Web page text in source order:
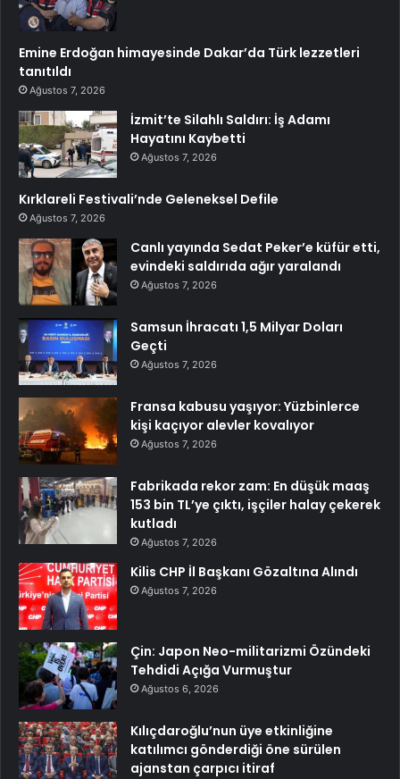
Emine Erdoğan himayesinde Dakar’da Türk lezzetleri
tanıtıldı
Ağustos 7, 2026
İzmit’te Silahlı Saldırı: İş Adamı
Hayatını Kaybetti
Ağustos 7, 2026
Kırklareli Festivali’nde Geleneksel Defile
Ağustos 7, 2026
Canlı yayında Sedat Peker’e küfür etti,
evindeki saldırıda ağır yaralandı
Ağustos 7, 2026
Samsun İhracatı 1,5 Milyar Doları
Geçti
Ağustos 7, 2026
Fransa kabusu yaşıyor: Yüzbinlerce
kişi kaçıyor alevler kovalıyor
Ağustos 7, 2026
Fabrikada rekor zam: En düşük maaş
153 bin TL’ye çıktı, işçiler halay çekerek
kutladı
Ağustos 7, 2026
Kilis CHP İl Başkanı Gözaltına Alındı
Ağustos 7, 2026
Çin: Japon Neo-militarizmi Özündeki
Tehdidi Açığa Vurmuştur
Ağustos 6, 2026
Kılıçdaroğlu’nun üye etkinliğine
katılımcı gönderdiği öne sürülen
ajanstan çarpıcı itiraf